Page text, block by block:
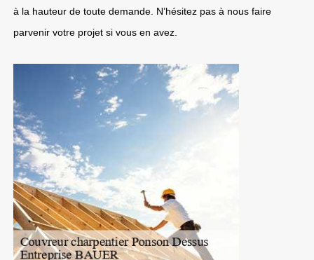
à la hauteur de toute demande. N’hésitez pas à nous faire
parvenir votre projet si vous en avez.